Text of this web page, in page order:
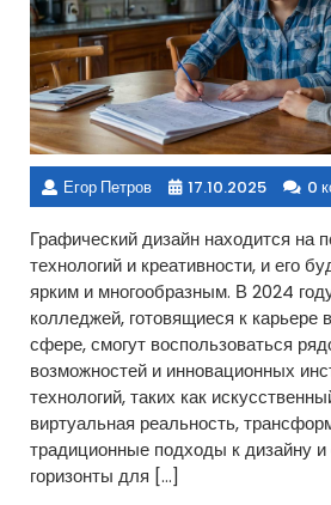
Егор Петров 17.10.2025 0
Графический дизайн находится на
технологий и креативности, и его
ярким и многообразным. В 2024
колледжей, готовящиеся к карьере
сфере, смогут воспользоваться
возможностей и инновационных
технологий, таких как
виртуальная реальность,
традиционные подходы к дизайну
горизонты для […]